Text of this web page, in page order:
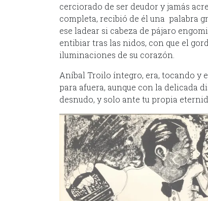
cerciorado de ser deudor y jamás
completa, recibió de él una palabra
ese ladear si cabeza de pájaro
entibiar tras las nidos, con que el
iluminaciones de su corazón.
Aníbal Troilo íntegro, era, tocando y
para afuera, aunque con la delicada
desnudo, y solo ante tu propia